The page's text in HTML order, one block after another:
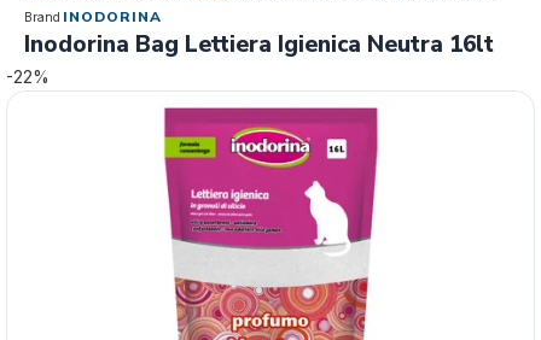
Brand INODORINA
Inodorina Bag Lettiera Igienica Neutra 16lt
-22%